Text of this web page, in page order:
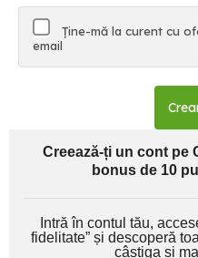
Ține-mă la curent cu
email
Creează-ți un cont pe
bonus de 10
Intră în contul tău,
fidelitate” și descoperă
câștiga și